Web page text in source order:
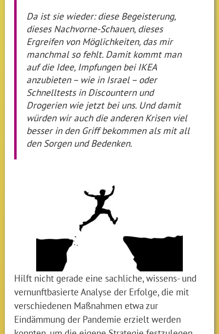
Da ist sie wieder: diese Begeisterung,
dieses Nachvorne-Schauen, dieses
Ergreifen von Möglichkeiten, das mir
manchmal so fehlt. Damit kommt man
auf die Idee, Impfungen bei IKEA
anzubieten – wie in Israel – oder
Schnelltests in Discountern und
Drogerien wie jetzt bei uns. Und damit
würden wir auch die anderen Krisen viel
besser in den Griff bekommen als mit all
den Sorgen und Bedenken.
Hilft nicht gerade eine sachliche, wissens- und
vernunftbasierte Analyse der Erfolge, die mit
verschiedenen Maßnahmen etwa zur
Eindämmung der Pandemie erzielt werden